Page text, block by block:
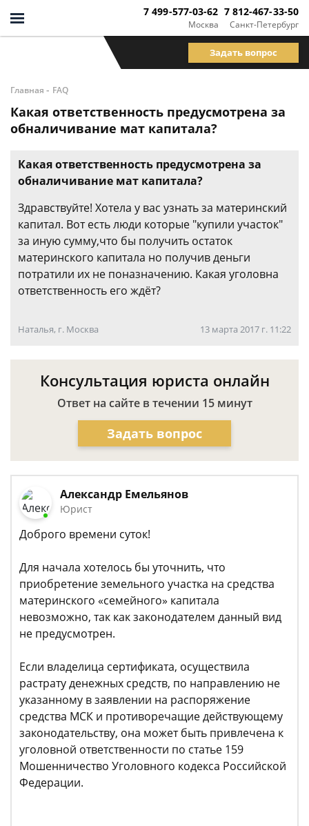
Москва
7 499-577-03-62
Санкт-Петербург
7 812-467-33-50
Задать вопрос
Главная - FAQ
Какая ответственность предусмотрена за
обналичивание мат капитала?
Какая ответственность предусмотрена за
обналичивание мат капитала?
Здравствуйте! Хотела у вас узнать за материнский
капитал. Вот есть люди которые "купили участок"
за иную сумму,что бы получить остаток
материнского капитала но получив деньги
потратили их не поназначению. Какая уголовна
ответственность его ждёт?
Наталья, г. Москва 13 марта 2017 г. 11:22
Консультация юриста онлайн
Ответ на сайте в течении 15 минут
Задать вопрос
Александр Емельянов
Юрист
Доброго времени суток!
Для начала хотелось бы уточнить, что
приобретение земельного участка на средства
материнского «семейного» капитала
невозможно, так как законодателем данный вид
не предусмотрен.
Если владелица сертификата, осуществила
растрату денежных средств, по направлению не
указанному в заявлении на распоряжение
средства МСК и противоречащие действующему
законодательству, она может быть привлечена к
уголовной ответственности по статье 159
Мошенничество Уголовного кодекса Российской
Федерации.